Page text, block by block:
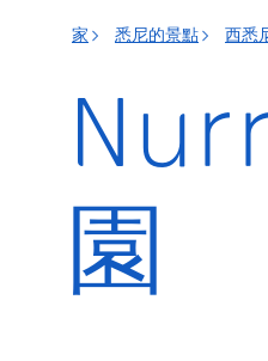
家 悉尼的景點 西悉
園